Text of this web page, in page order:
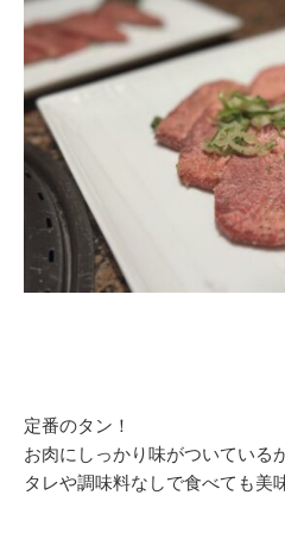
定番のタン！
お肉にしっかり味がついている
タレや調味料なしで食べても美